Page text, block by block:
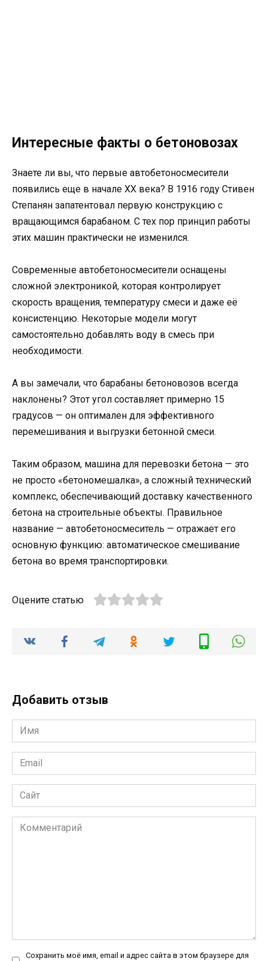
Интересные факты о бетоновозах
Знаете ли вы, что первые автобетоносмесители
появились еще в начале XX века? В 1916 году Стивен
Степанян запатентовал первую конструкцию с
вращающимся барабаном. С тех пор принцип работы
этих машин практически не изменился.
Современные автобетоносмесители оснащены
сложной электроникой, которая контролирует
скорость вращения, температуру смеси и даже её
консистенцию. Некоторые модели могут
самостоятельно добавлять воду в смесь при
необходимости.
А вы замечали, что барабаны бетоновозов всегда
наклонены? Этот угол составляет примерно 15
градусов — он оптимален для эффективного
перемешивания и выгрузки бетонной смеси.
Таким образом, машина для перевозки бетона — это
не просто «бетономешалка», а сложный технический
комплекс, обеспечивающий доставку качественного
бетона на строительные объекты. Правильное
название — автобетоносмеситель — отражает его
основную функцию: автоматическое смешивание
бетона во время транспортировки.
Оцените статью
Добавить отзыв
Имя
*
Email
*
Сайт
Комментарий
Сохранить моё имя, email и адрес сайта в этом браузере для